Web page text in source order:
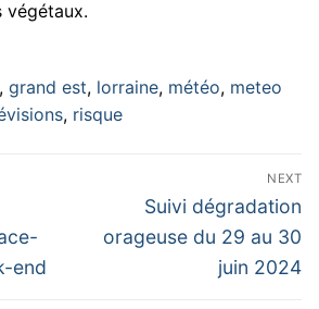
végétaux.
, grand est, lorraine, météo, meteo
, risque
end
NEXT
Next
post:
Suivi dégradation
orageuse du 29 au 30
juin 2024